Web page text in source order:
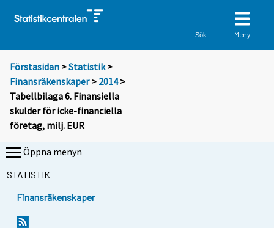
Sök Meny
Förstasidan >Statistik >
Finansräkenskaper> 2014>
Tabellbilaga 6. Finansiella
skulder för icke-financiella
företag, milj. EUR
Öppna menyn
STATISTIK
Finansräkenskaper